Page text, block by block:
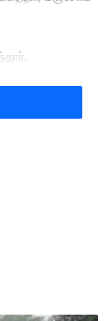
செய்யப்பட்டன.